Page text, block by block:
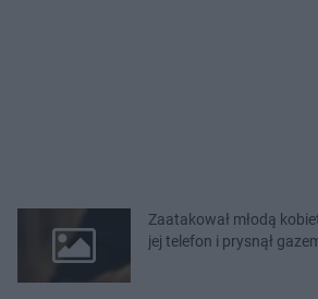
Zaatakował młodą
jej telefon i prysnął